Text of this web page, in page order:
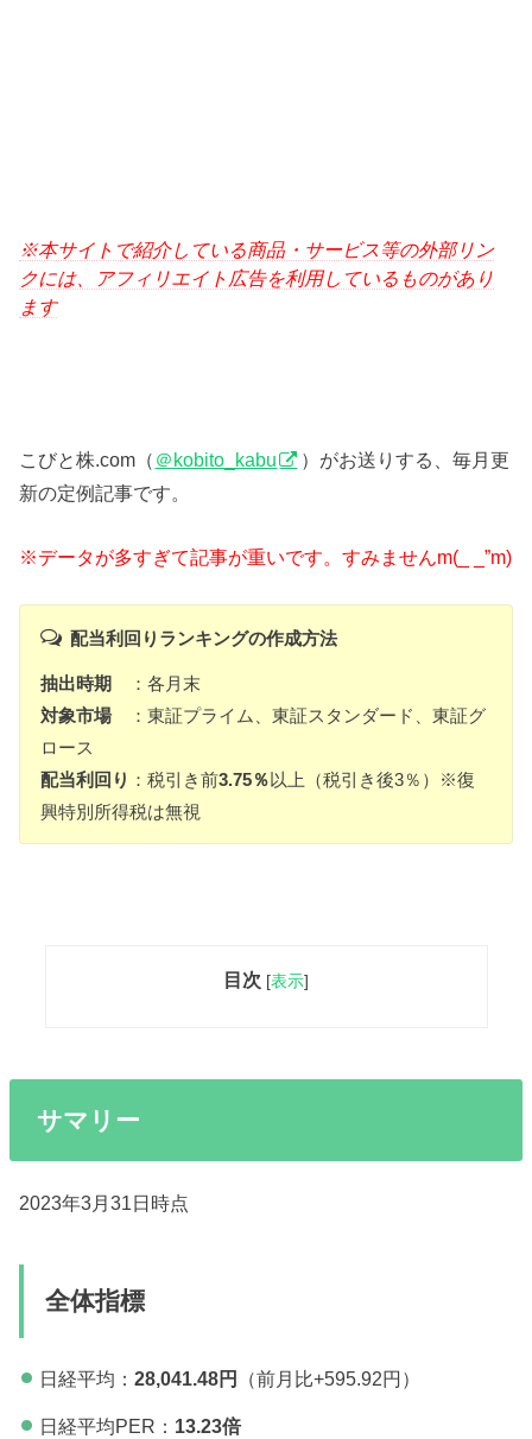
※本サイトで紹介している商品・サービス等の外部リン
クには、アフィリエイト広告を利用しているものがあり
ます
こびと株.com（ ＠kobito_kabu
）がお送りする、毎月更
新の定例記事です。
※データが多すぎて記事が重いです。すみませんm(_ _”m)
配当利回りランキングの作成方法
抽出時期
：各月末
対象市場
：東証プライム、東証スタンダード、東証グ
ロース
配当利回り ：税引き前3.75％以上（税引き後3％）※復
興特別所得税は無視
目次 [表示]
サマリー
2023年3月31日時点
全体指標
日経平均： 28,041.48円 （前月比+595.92円）
日経平均PER： 13.23倍